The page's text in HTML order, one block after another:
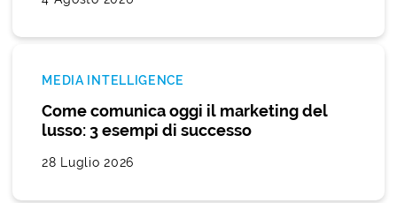
MEDIA INTELLIGENCE
Come comunica oggi il marketing del
lusso: 3 esempi di successo
28 Luglio 2026